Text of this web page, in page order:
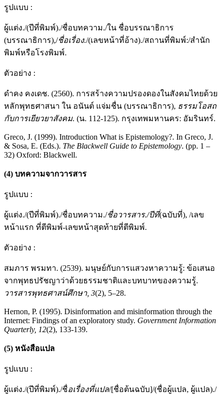
รูปแบบ :
ผู้แต่ง./(ปีที่พิมพ์)./ชื่อบทความ./ใน ชื่อบรรณาธิการ
(บรรณาธิการ),/ชื่อเรื่อง./(เลขหน้าที่อ้าง)./สถานที่พิมพ์:/สำนัก
พิมพ์หรือโรงพิมพ์.
ตัวอย่าง :
ดำคง คงเดช. (2560). การสร้างความปรองดองในสังคมไทยด้วย
หลักพุทธศาสนา ใน อนันต์ แจ่มชื่น (บรรณาธิการ), ธรรมโอสถ
กับการเยียวยาสังคม. (น. 112-125). กรุงเทพมหานคร: อัมรินทร์.
Greco, J. (1999). Introduction What is Epistemology?. In Greco, J.
& Sosa, E. (Eds.). The Blackwell Guide to Epistemology. (pp. 1 –
32) Oxford: Blackwell.
(4) บทความจากวารสาร
รูปแบบ :
ผู้แต่ง./(ปีที่พิมพ์)./ชื่อบทความ./ชื่อวารสาร./ปีที่(ฉบับที่), /เลข
หน้าแรก ที่ตีพิมพ์-เลขหน้าสุดท้ายที่ตีพิมพ์.
ตัวอย่าง :
สมภาร พรมทา. (2539). มนุษย์กับการแสวงหาความรู้: ข้อเสนอ
จากพุทธปรัชญาว่าด้วยธรรมชาติและบทบาทของความรู้.
วารสารพุทธศาสน์ศึกษา 3(2), 5–28.
Hernon, P. (1995). Disinformation and misinformation through the
Internet: Findings of an exploratory study. Government Information
Quarterly, 12(2), 133-139.
(5) หนังสือแปล
รูปแบบ :
ผู้แต่ง./(ปีที่พิมพ์)./ชื่อเรื่องที่แปล/[ชื่อต้นฉบับ]/(ชื่อผู้แปล, ผู้แปล)./